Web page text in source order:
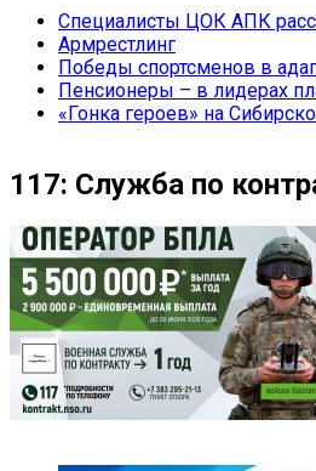
Специалисты ЦОК АПК
Армрестлинг
Победы спортсменов в
Пенсионеры – в лидерах
«Гонка героев» на
117: Служба по